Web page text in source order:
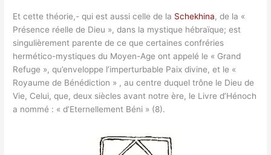
Et cette théorie,- qui est aussi celle de la Schekhina, de la «
Présence réelle de Dieu », dans la mystique hébraïque; est
singulièrement parente de ce que certaines confréries
hermético-mystiques du Moyen-Age ont appelé le « Grand
Refuge », qu’enveloppe l’imperturbable Paix divine, et le «
Royaume de Bénédiction » , au centre duquel trône le Dieu de
Vie, Celui, que, deux siècles avant notre ère, le Livre d’Hénoch
a nommé : « d’Eternellement Béni » (8).